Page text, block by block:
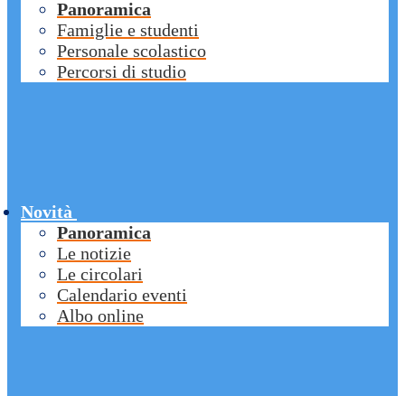
Panoramica
Famiglie e studenti
Personale scolastico
Percorsi di studio
Novità
Panoramica
Le notizie
Le circolari
Calendario eventi
Albo online